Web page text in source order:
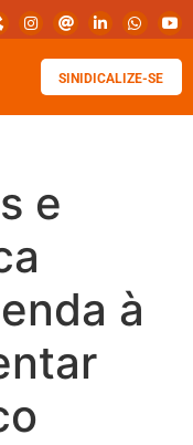
SINIDICALIZE-SE
e
à